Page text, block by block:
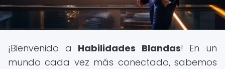
¡Bienvenido a Habilidades Blandas! En un
mundo cada vez más conectado, sabemos